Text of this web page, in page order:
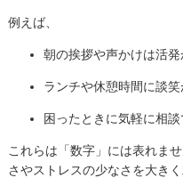
例えば、
朝の挨拶や声かけは活発
ランチや休憩時間に談笑
困ったときに気軽に相
これらは「数字」には表れま
さやストレスの少なさを大きく